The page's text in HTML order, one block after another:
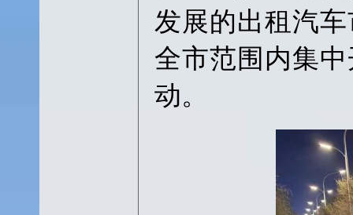
发展的出租汽
全市范围内集
动。